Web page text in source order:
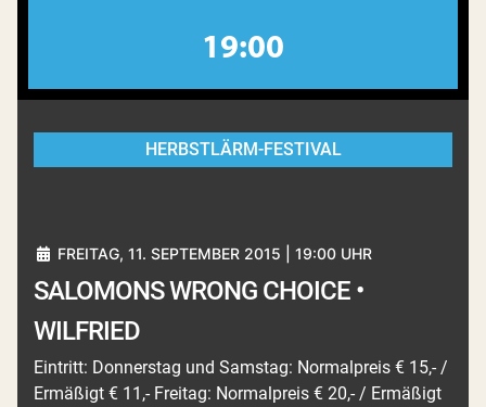
19:00
HERBSTLÄRM-FESTIVAL
FREITAG, 11. SEPTEMBER 2015 | 19:00 UHR
SALOMONS WRONG CHOICE •
WILFRIED
Eintritt: Donnerstag und Samstag: Normalpreis € 15,- /
Ermäßigt € 11,- Freitag: Normalpreis € 20,- / Ermäßigt